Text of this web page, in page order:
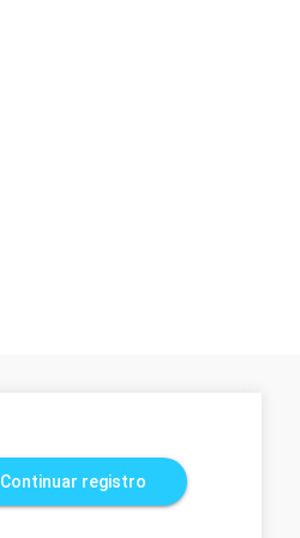
Continuar registro